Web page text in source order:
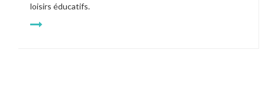
loisirs éducatifs.